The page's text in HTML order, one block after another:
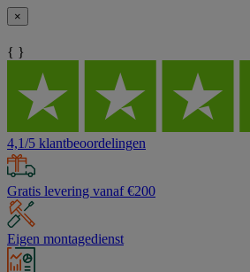
×
{ }
4,1/5 klantbeoordelingen
Gratis levering vanaf €200
Eigen montagedienst